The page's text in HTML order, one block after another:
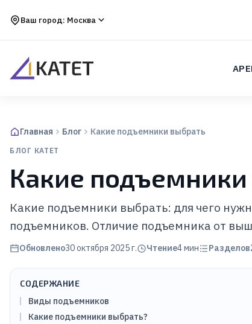
Ваш город: Москва
Главная Блог Какие подъемники выбрать
БЛОГ КАТЕТ
Какие
Какие подъемники выбрать: для чего
подъемников. Отличие подъемника от
Обновлено30 октября 2025 г. Чтение4мин Разделов
СОДЕРЖАНИЕ
Виды подъемников
Какие подъемники выбрать?